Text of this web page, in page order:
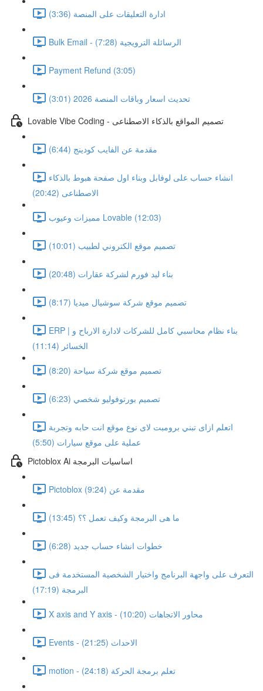
ادارة التعليقات على المنصة (3:36)
Bulk Email - الرسائلة الترويجية (7:28)
Payment Refund (3:05)
تحديث اسعار وباقات المنصة 2026 (3:01)
Lovable Vibe Coding - تصميم المواقع بالذكاء الاصطناعى
مقدمة عن الفايب كودينج (6:44)
انشاء حساب على لوفابل وبناء اول صفحة هبوط بالذكاء
الاصطناعى (20:42)
مميزات وعيوب Lovable (12:03)
تصميم موقع الكتروني لطبيب (10:01)
بناء ليد فورم لشركة عقارات (20:48)
تصميم موقع شركة سوشيال ميديا (8:17)
ERP | بناء نظام محاسبي كامل للشركات لادارة الارباح و
الخسائر (11:14)
تصميم موقع شركة سياحة (8:20)
تصميم بورتوفوليو شخصي (6:23)
اتعلم ازاى تبني برومبت لاى نوع موقع انت حابه وتجربة
عملية على موقع سيارات (5:50)
Pictoblox Ai اساسيات البرمجة
Pictoblox مقدمة عن (9:24)
ما هى البرمجة وكيف تعمل ؟؟ (13:45)
خطوات انشاء حساب جديد (6:28)
التعرف على واجهة البرنامج واختيار الشخصية المستخدمة فى
البرمجة (17:19)
X axis and Y axis - محاور الاتجاهات (10:20)
Events - الاحداث (21:25)
motion - تعلم برمجة الحركة (24:18)